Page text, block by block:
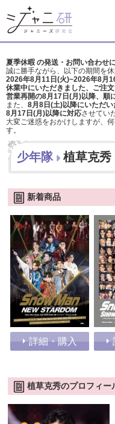
夏季休暇 の発送・お問い合わせ
誠に勝手ながら、以下の期間を
2026年8月11日(火)~2026年8月
休業中にいただきました、ご注
営業再開の8月17日(月)以降、順
また、 8月8日(土)以降にいただい
8月17日(月)以降に対応させてい
大変ご迷惑をおかけしますが、
す。
少年隊 植草克秀
新着商品
詳細・購入
植草克秀のプロフィー